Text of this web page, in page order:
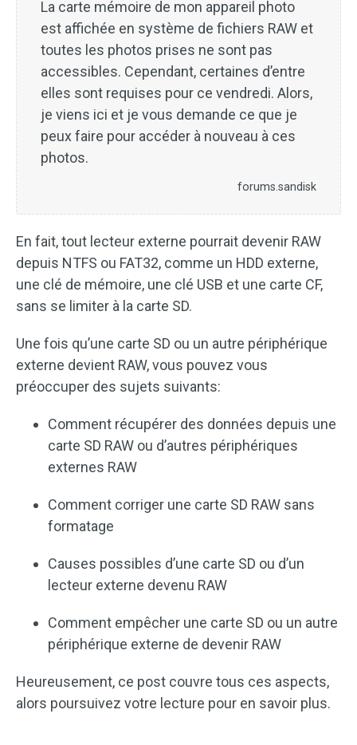
La carte mémoire de mon appareil photo
est affichée en système de fichiers RAW et
toutes les photos prises ne sont pas
accessibles. Cependant, certaines d’entre
elles sont requises pour ce vendredi. Alors,
je viens ici et je vous demande ce que je
peux faire pour accéder à nouveau à ces
photos.
forums.sandisk
En fait, tout lecteur externe pourrait devenir RAW
depuis NTFS ou FAT32, comme un HDD externe,
une clé de mémoire, une clé USB et une carte CF,
sans se limiter à la carte SD.
Une fois qu’une carte SD ou un autre périphérique
externe devient RAW, vous pouvez vous
préoccuper des sujets suivants:
Comment récupérer des données depuis une
carte SD RAW ou d’autres périphériques
externes RAW
Comment corriger une carte SD RAW sans
formatage
Causes possibles d’une carte SD ou d’un
lecteur externe devenu RAW
Comment empêcher une carte SD ou un autre
périphérique externe de devenir RAW
Heureusement, ce post couvre tous ces aspects,
alors poursuivez votre lecture pour en savoir plus.